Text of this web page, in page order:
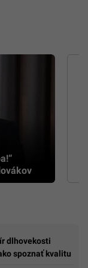
dlhovekosti
spoznať kvalitu